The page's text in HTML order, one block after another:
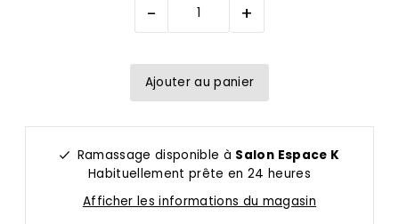
- +
Ramassage disponible à Salon Espace K
Habituellement prête en 24 heures
Afficher les informations du magasin